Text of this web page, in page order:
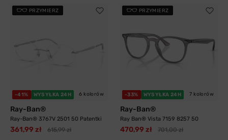
PRZYMIERZ
-41% WYSYŁKA 24H 6 kolorów
Ray-Ban®
Ray-Ban® 3767V 2501 50 Patentki
361,99 zł 615,99 zł
PRZYMIERZ
-33% WYSYŁKA 24H 7 kolorów
Ray-Ban®
Ray Ban® Vista 7159 8257 50
470,99 zł 701,00 zł